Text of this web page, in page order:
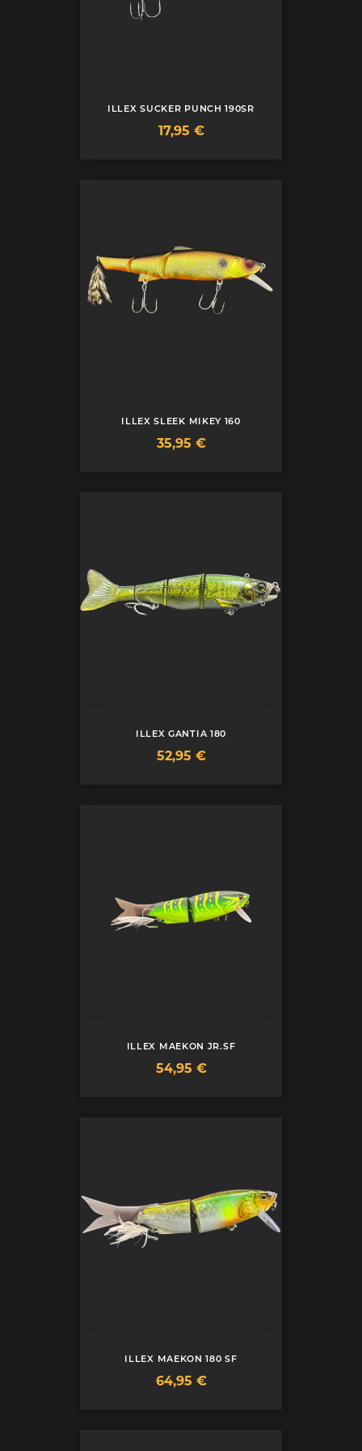
ILLEX SUCKER PUNCH 190SR
Prix
17,95 €
ILLEX SLEEK MIKEY 160
Prix
35,95 €
ILLEX GANTIA 180
Prix
52,95 €
ILLEX MAEKON JR.SF
Prix
54,95 €
ILLEX MAEKON 180 SF
Prix
64,95 €